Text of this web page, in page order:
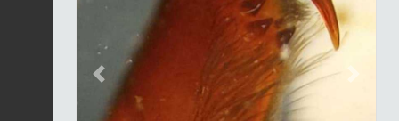
Previous